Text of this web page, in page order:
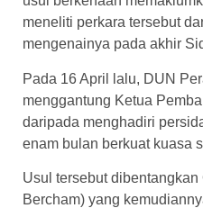
meneliti perkara tersebut
mengenainya pada akhir
Pada 16 April lalu, DUN
menggantung Ketua
daripada menghadiri
enam bulan berkuat kuasa
Usul tersebut
Bercham) yang